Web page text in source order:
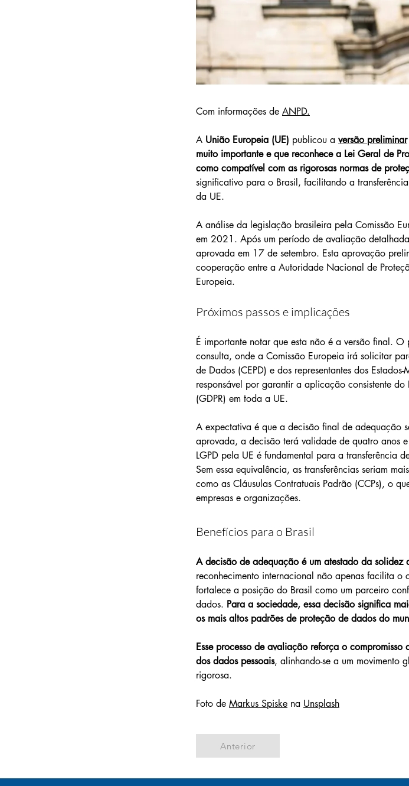
Com informações de ANPD.
A União Europeia (UE) publicou a versão preliminar
muito importante e que reconhece a Lei Geral de
como compatível com as rigorosas normas de
significativo para o Brasil, facilitando a
da UE.
A análise da legislação brasileira pela Comissão
em 2021. Após um período de avaliação
aprovada em 17 de setembro. Esta aprovação
cooperação entre a Autoridade Nacional de
Europeia.
Próximos passos e implicações
É importante notar que esta não é a versão final.
consulta, onde a Comissão Europeia irá solicitar
de Dados (CEPD) e dos representantes dos
responsável por garantir a aplicação consistente
(GDPR) em toda a UE.
A expectativa é que a decisão final de
aprovada, a decisão terá validade de quatro anos
LGPD pela UE é fundamental para a transferência
Sem essa equivalência, as transferências seriam
como as Cláusulas Contratuais Padrão (CCPs), o
empresas e organizações.
Benefícios para o Brasil
A decisão de adequação é um atestado da solidez
reconhecimento internacional não apenas facilita o
fortalece a posição do Brasil como um parceiro
dados. Para a sociedade, essa decisão significa
os mais altos padrões de proteção de dados do
Esse processo de avaliação reforça o
dos dados pessoais, alinhando-se a um movimento
rigorosa.
Foto de Markus Spiske na Unsplash
Anterior